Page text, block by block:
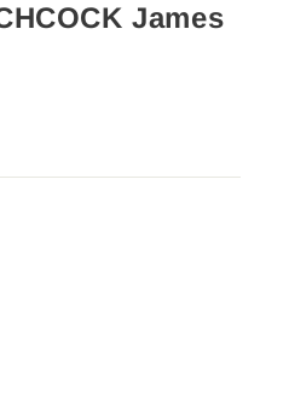
James